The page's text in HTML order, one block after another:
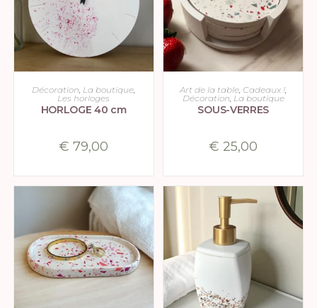
CHOIX DES OPTIONS
Décoration, La boutique,
Les horloges
HORLOGE 40 cm
€ 79,00
CHOIX DES OPTIONS
Art de la table, Cadeaux !,
Décoration, La boutique
SOUS-VERRES
€ 25,00